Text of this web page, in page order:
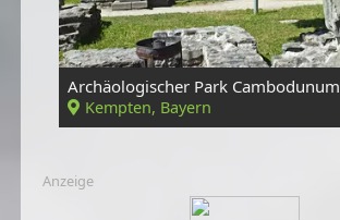
Archäologischer Park Cambodunum
Kempten, Bayern
Anzeige